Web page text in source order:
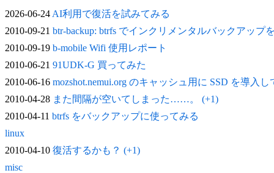
2026-06-24AI利用で復活を試みてみる
2010-09-21 btr-backup: btrfs でインクリメンタルバックアップ
2010-09-19 b-mobile Wifi 使用レポート
2010-06-21 91UDK-G 買ってみた
2010-06-16 mozshot.nemui.org のキャッシュ用に SSD を導入し
2010-04-28 また間隔が空いてしまった……。 (+1)
2010-04-11 btrfs をバックアップに使ってみる
linux
2010-04-10 復活するかも？ (+1)
misc